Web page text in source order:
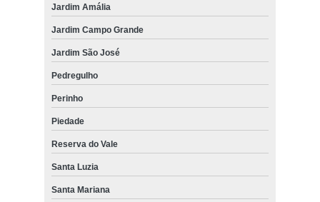
Jardim Amália
Jardim Campo Grande
Jardim São José
Pedregulho
Perinho
Piedade
Reserva do Vale
Santa Luzia
Santa Mariana